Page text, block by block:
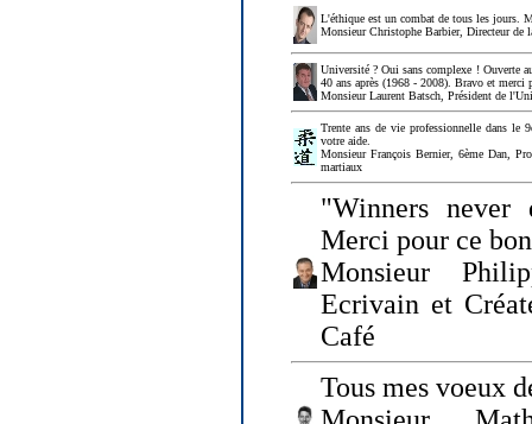
L'éthique est un combat de tous les jours.
Monsieur Christophe Barbier, Directeur de
Université ? Oui sans complexe ! Ouverte
40 ans après (1968 - 2008). Bravo et merci
Monsieur Laurent Batsch, Président de
Trente ans de vie professionnelle dans le
votre aide.
Monsieur François Bernier, 6ème Dan,
martiaux
"Winners
Merci pour ce
Monsieur
Ecrivain et
Café
Tous mes voeux